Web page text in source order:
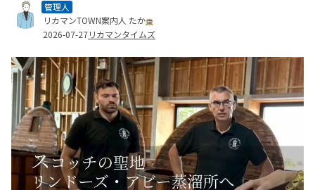
管理人
リカマンTOWN案内人 たか
2026-07-27リカマンタイムズ